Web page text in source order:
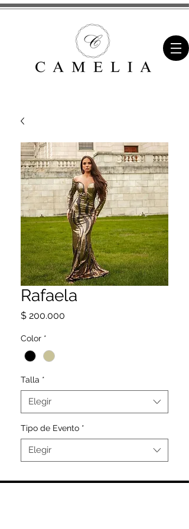
Rafaela
$ 200.000
Color *
Talla *
Elegir
Tipo de Evento *
Elegir